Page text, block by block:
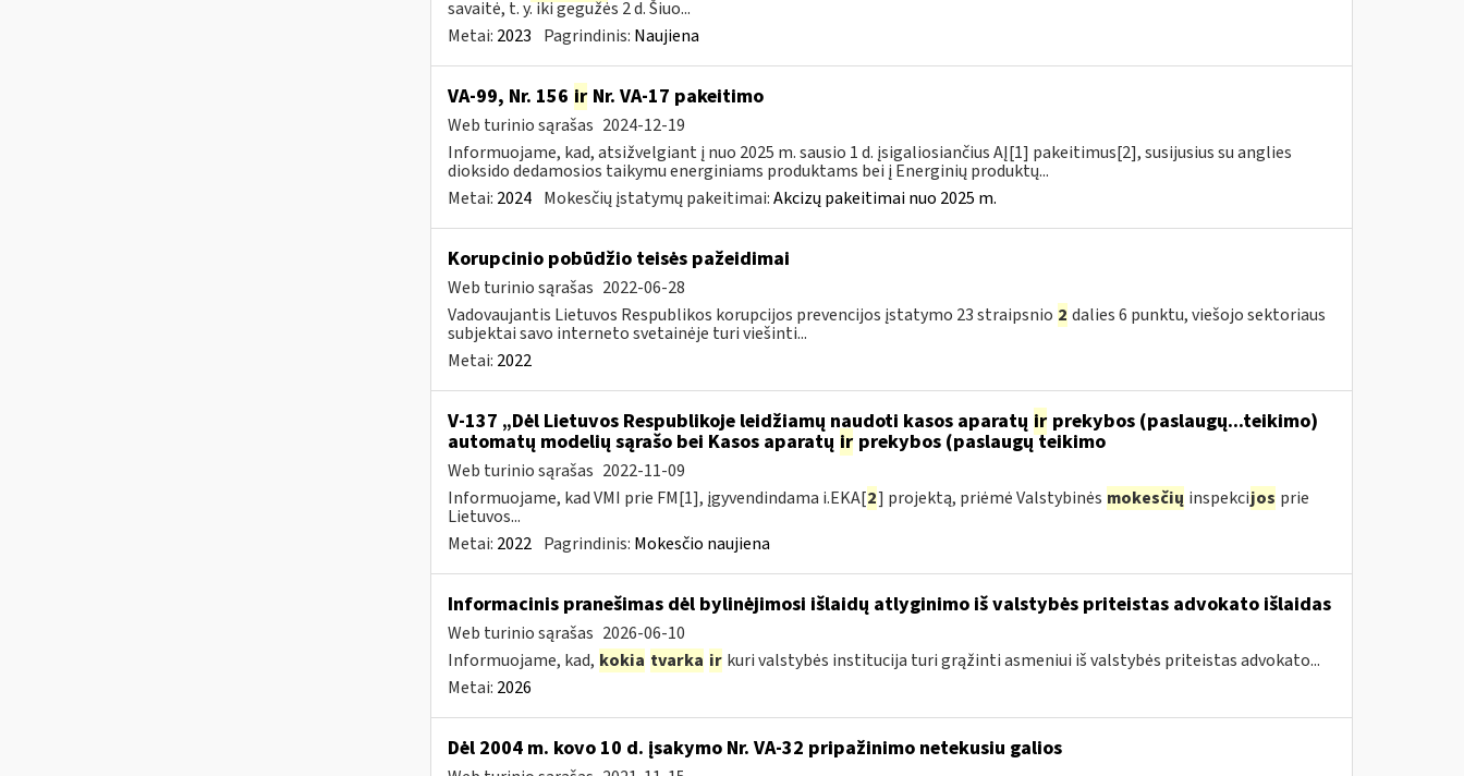
savaitė, t. y. iki gegužės 2 d. Šiuo...
Metai: 2023 Pagrindinis: Naujiena
VA-99, Nr. 156 irNr. VA-17 pakeitimo
Web turinio sąrašas 2024-12-19
Informuojame, kad, atsižvelgiant į nuo 2025 m. sausio 1 d. įsigaliosiančius AĮ[1] pakeitimus[2], susijusius su anglies
dioksido dedamosios taikymu energiniams produktams bei į Energinių produktų...
Metai: 2024 Mokesčių įstatymų pakeitimai:Akcizų pakeitimai nuo 2025 m.
Korupcinio pobūdžio teisės pažeidimai
Web turinio sąrašas 2022-06-28
Vadovaujantis Lietuvos Respublikos korupcijos prevencijos įstatymo 23 straipsnio 2 dalies 6 punktu, viešojo sektoriaus
subjektai savo interneto svetainėje turi viešinti...
Metai: 2022
V-137 „Dėl Lietuvos Respublikoje leidžiamų naudoti kasos aparatų irprekybos (paslaugų...teikimo)
automatų modelių sąrašo bei Kasos aparatų irprekybos (paslaugų teikimo
Web turinio sąrašas 2022-11-09
Informuojame, kad VMI prie FM[1], įgyvendindama i.EKA[2] projektą, priėmė Valstybinės mokesčių inspekcijos prie
Lietuvos...
Metai: 2022 Pagrindinis: Mokesčio naujiena
Informacinis pranešimas dėl bylinėjimosi išlaidų atlyginimo iš valstybės priteistas advokato išlaidas
Web turinio sąrašas 2026-06-10
Informuojame, kad, kokia tvarka ir kuri valstybės institucija turi grąžinti asmeniui iš valstybės priteistas advokato...
Metai: 2026
Dėl 2004 m. kovo 10 d. įsakymo Nr. VA-32 pripažinimo netekusiu galios